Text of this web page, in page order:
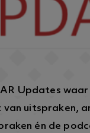
Updates waar
van uitspraken,
én de